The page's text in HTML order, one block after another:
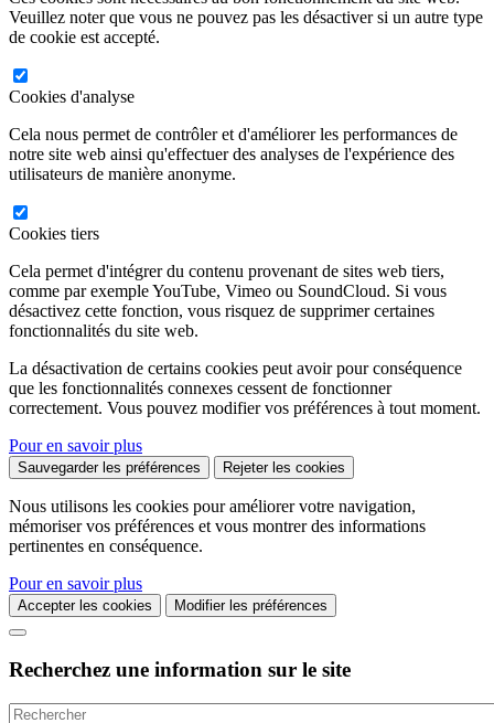
Veuillez noter que vous ne pouvez pas les désactiver si un autre type
de cookie est accepté.
Cookies d'analyse
Cela nous permet de contrôler et d'améliorer les performances de
notre site web ainsi qu'effectuer des analyses de l'expérience des
utilisateurs de manière anonyme.
Cookies tiers
Cela permet d'intégrer du contenu provenant de sites web tiers,
comme par exemple YouTube, Vimeo ou SoundCloud. Si vous
désactivez cette fonction, vous risquez de supprimer certaines
fonctionnalités du site web.
La désactivation de certains cookies peut avoir pour conséquence
que les fonctionnalités connexes cessent de fonctionner
correctement. Vous pouvez modifier vos préférences à tout moment.
Pour en savoir plus
Sauvegarder les préférences Rejeter les cookies
Nous utilisons les cookies pour améliorer votre navigation,
mémoriser vos préférences et vous montrer des informations
pertinentes en conséquence.
Pour en savoir plus
Accepter les cookies Modifier les préférences
Recherchez une information sur le site